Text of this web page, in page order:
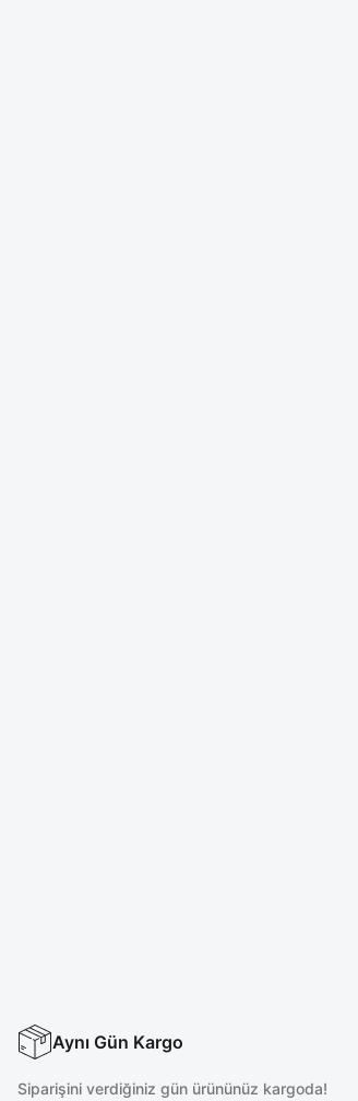
Aynı Gün Kargo
Siparişini verdiğiniz gün ürününüz kargoda!